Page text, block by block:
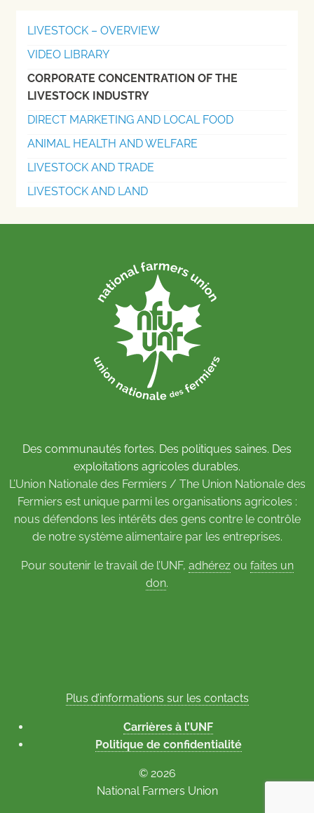
LIVESTOCK – OVERVIEW
VIDEO LIBRARY
CORPORATE CONCENTRATION OF THE
LIVESTOCK INDUSTRY
DIRECT MARKETING AND LOCAL FOOD
ANIMAL HEALTH AND WELFARE
LIVESTOCK AND TRADE
LIVESTOCK AND LAND
Des communautés fortes. Des politiques saines. Des
exploitations agricoles durables.
L’Union Nationale des Fermiers / The Union Nationale des
Fermiers est unique parmi les organisations agricoles :
nous défendons les intérêts des gens contre le contrôle
de notre système alimentaire par les entreprises.
Pour soutenir le travail de l’UNF, adhérezou faites un
don.
Plus d’informations sur les contacts
Carrières à l’UNF
Politique de confidentialité
© 2026
National Farmers Union